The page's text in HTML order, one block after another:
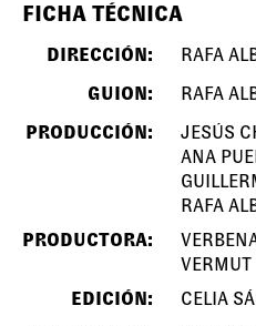
FICHA TÉCNICA
DIRECCIÓN:
RAFA
GUION:
RAFA
PRODUCCIÓN:
JESÚS
ANA
RAFA
PRODUCTORA:
EDICIÓN:
CELIA